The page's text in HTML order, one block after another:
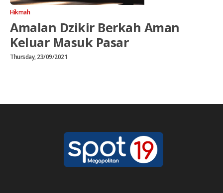
Hikmah
Amalan Dzikir Berkah Aman
Keluar Masuk Pasar
Thursday, 23/09/2021